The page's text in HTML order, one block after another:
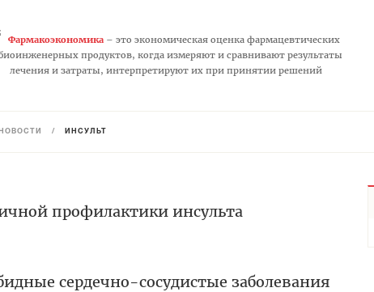
Фармакоэкономика– это экономическая оценка фармацевтических
продуктов, когда измеряют и сравнивают результаты
лечения и затраты, интерпретируют их при принятии решений
НОВОСТИ / ИНСУЛЬТ
профилактики инсульта
сердечно-сосудистые заболевания